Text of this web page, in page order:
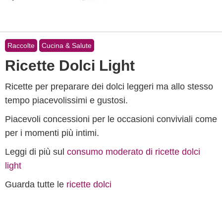
Raccolte Cucina & Salute
Ricette Dolci Light
Ricette per preparare dei dolci leggeri ma allo stesso
tempo piacevolissimi e gustosi.
Piacevoli concessioni per le occasioni conviviali come
per i momenti più intimi.
Leggi di più sul consumo moderato di ricette dolci
light
Guarda tutte le ricette dolci